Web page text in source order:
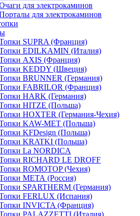
для электрокаминов
для электрокаминов
SUPRA (Франция)
EDILKAMIN (Италия)
AXIS (Франция)
KEDDY (Швеция)
BRUNNER (Германия)
FABRILOR (Франция)
HARK (Германия)
HITZE (Польша)
HOXTER (Германия-Чехия)
KAW-MET (Польша)
KFDesign (Польша)
KRATKI (Польша)
La NORDICA
RICHARD LE DROFF
ROMOTOP (Чехия)
МЕТА (Россия)
SPARTHERM (Германия)
FERLUX (Испания)
INVICTA (Франция)
PALAZZETTI (Италия)